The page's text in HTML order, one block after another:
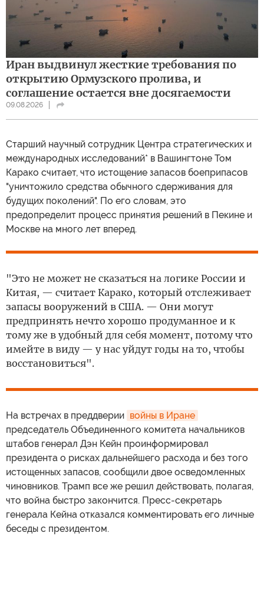
Иран выдвинул жесткие требования по
открытию Ормузского пролива, и
соглашение остается вне досягаемости
09.08.2026
Cтарший научный сотрудник Центра стратегических и
международных исследований* в Вашингтоне Том
Карако считает, что истощение запасов боеприпасов
"уничтожило средства обычного сдерживания для
будущих поколений". По его словам, это
предопределит процесс принятия решений в Пекине и
Москве на много лет вперед.
"Это не может не сказаться на логике России и
Китая, — считает Карако, который отслеживает
запасы вооружений в США. — Они могут
предпринять нечто хорошо продуманное и к
тому же в удобный для себя момент, потому что
имейте в виду — у нас уйдут годы на то, чтобы
восстановиться".
На встречах в преддверии войны в Иране
председатель Объединенного комитета начальников
штабов генерал Дэн Кейн проинформировал
президента о рисках дальнейшего расхода и без того
истощенных запасов, сообщили двое осведомленных
чиновников. Трамп все же решил действовать, полагая,
что война быстро закончится. Пресс-секретарь
генерала Кейна отказался комментировать его личные
беседы с президентом.